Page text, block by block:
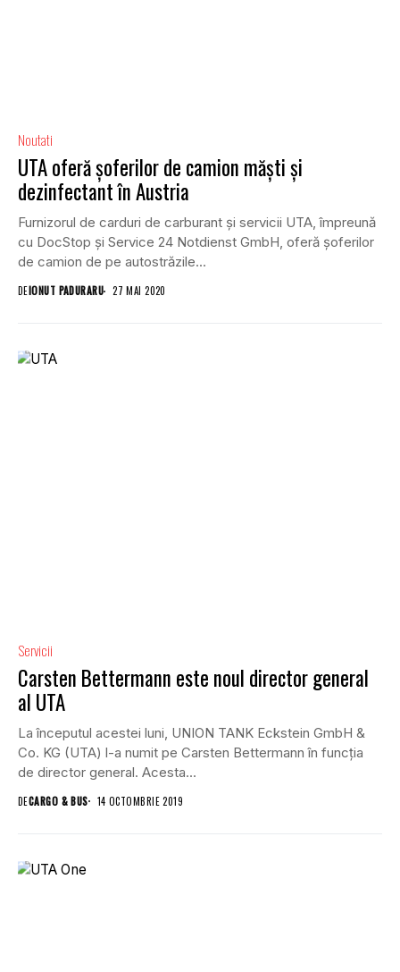
Noutati
UTA oferă șoferilor de camion măști și
dezinfectant în Austria
Furnizorul de carduri de carburant și servicii UTA, împreună
cu DocStop și Service 24 Notdienst GmbH, oferă șoferilor
de camion de pe autostrăzile...
DEIONUT PADURARU 27 MAI 2020
Servicii
Carsten Bettermann este noul director general
al UTA
La începutul acestei luni, UNION TANK Eckstein GmbH &
Co. KG (UTA) l-a numit pe Carsten Bettermann în funcția
de director general. Acesta...
DECARGO & BUS 14 OCTOMBRIE 2019